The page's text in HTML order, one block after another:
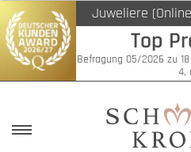
Juweliere
Top
Befragung 05/2026 zu
4,